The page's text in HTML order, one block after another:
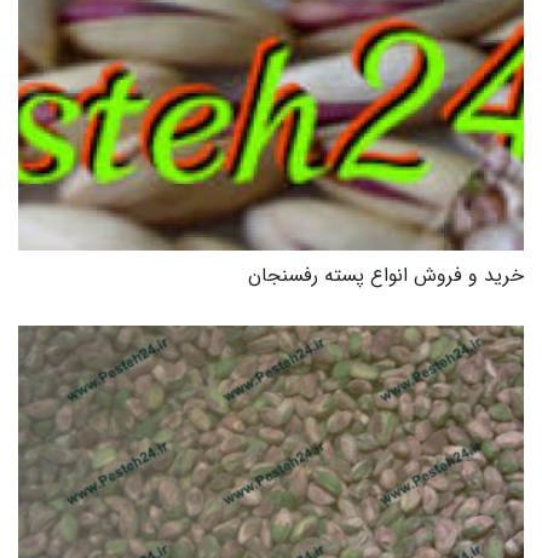
خرید و فروش انواع پسته رفسنجان